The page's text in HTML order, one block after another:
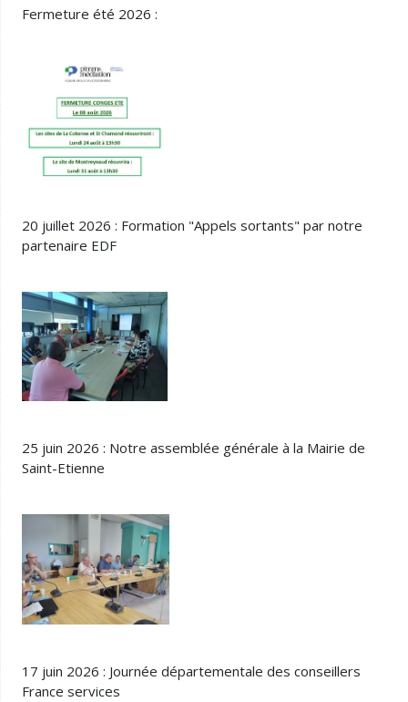
Fermeture été 2026 :
20 juillet 2026 : Formation "Appels sortants" par notre
partenaire EDF
25 juin 2026 : Notre assemblée générale à la Mairie de
Saint-Etienne
17 juin 2026 : Journée départementale des conseillers
France services